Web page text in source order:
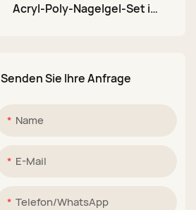
Acryl-Poly-Nagelgel-Set im
Senden Sie Ihre Anfrage
Name
E-Mail
Telefon/WhatsApp